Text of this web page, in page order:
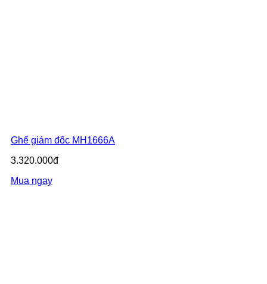
Ghế giám đốc MH1666A
3.320.000đ
Mua ngay